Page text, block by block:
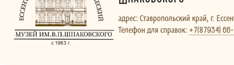
адрес: Ставропольский край, г.
Телефон для справок: +7(87934)